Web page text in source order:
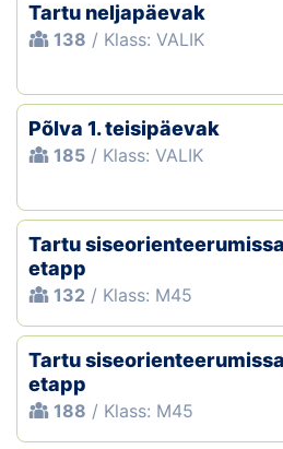
Tartu neljapäevak
138 / Klass: VALIK
Põlva 1. teisipäevak
185 / Klass: VALIK
Tartu
etapp
132 / Klass: M45
Tartu
etapp
188 / Klass: M45